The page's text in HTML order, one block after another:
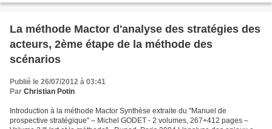
La méthode Mactor d'analyse des stratégies des
acteurs, 2ème étape de la méthode des
scénarios
Publié le 26/07/2012 à 03:41
Par Christian Potin
Introduction à la méthode Mactor Synthèse extraite du "Manuel de
prospective stratégique" – Michel GODET - 2 volumes, 267+412 pages –